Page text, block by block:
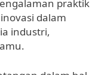
praktik
dalam
industri,